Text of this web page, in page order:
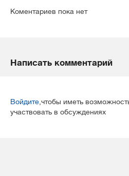
Коментариев пока нет
Написать комментарий
Войдите ,чтобы иметь
участвовать в обсуждениях